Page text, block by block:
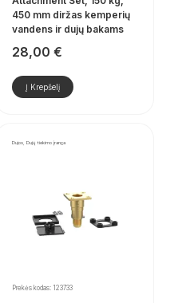
450 mm diržas kemperių
vandens ir dujų bakams
28,00 €
Į Krepšelį
Dujos, Dujų tiekimo įranga
Prekės kodas: 123733